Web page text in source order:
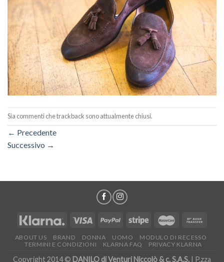
Sia commenti che trackback sono attualmente chiusi.
← Precedente
Successivo →
ABOUT US BRAND DONNA UOMO
MODULO DI RECESSO
TERMINI E CONDIZIONI
KLARNA FAQ PRIVACY KLARNA
Copyright 2014 © DANILO di Venturi Niccolò & c. S.A.S. | P.zza